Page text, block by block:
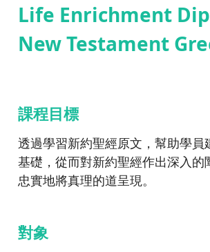
Life Enrichment
New Testament
課程目標
透過學習新約聖經原文，幫助學員
基礎，從而對新約聖經作出深入的
忠實地將真理的道呈現。
對象